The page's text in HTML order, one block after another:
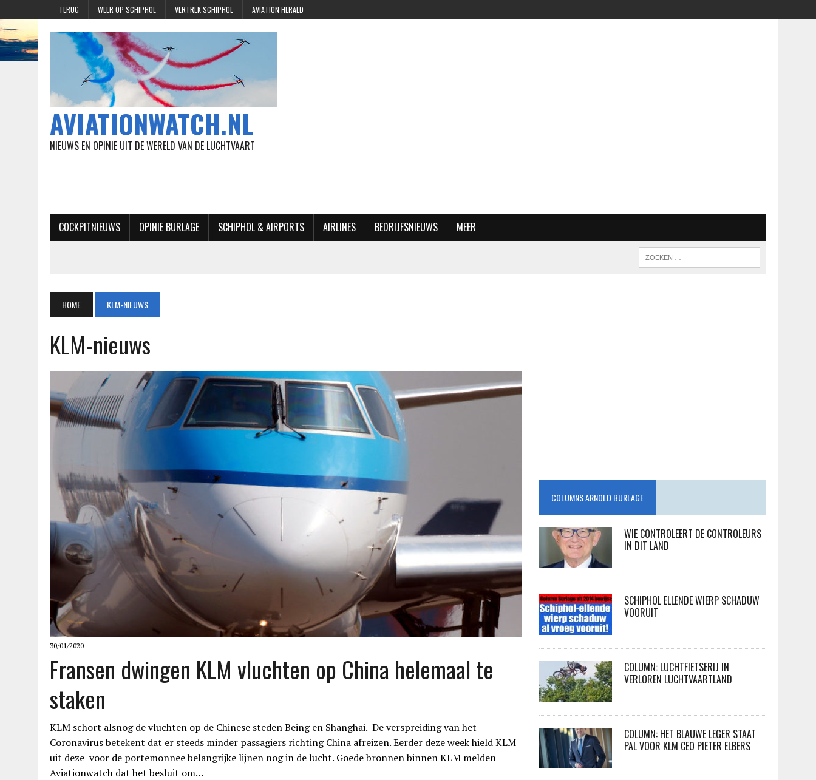
TERUG WEER OP SCHIPHOL VERTREK SCHIPHOL AVIATION HERALD
AVIATIONWATCH.NL
NIEUWS EN OPINIE UIT DE WERELD VAN DE LUCHTVAART
COCKPITNIEUWS OPINIE BURLAGE SCHIPHOL & AIRPORTS AIRLINES BEDRIJFSNIEUWS MEER
HOME KLM-NIEUWS
KLM-nieuws
30/01/2020
Fransen dwingen KLM vluchten op China helemaal te
staken
KLM schort alsnog de vluchten op de Chinese steden Being en Shanghai. De verspreiding van het
Coronavirus betekent dat er steeds minder passagiers richting China afreizen. Eerder deze week hield KLM
uit deze voor de portemonnee belangrijke lijnen nog in de lucht. Goede bronnen binnen KLM melden
Aviationwatch dat het besluit om…
COLUMNS ARNOLD BURLAGE
WIE CONTROLEERT DE CONTROLEURS
IN DIT LAND
SCHIPHOL ELLENDE WIERP SCHADUW
VOORUIT
COLUMN: LUCHTFIETSERIJ IN
VERLOREN LUCHTVAARTLAND
COLUMN: HET BLAUWE LEGER STAAT
PAL VOOR KLM CEO PIETER ELBERS